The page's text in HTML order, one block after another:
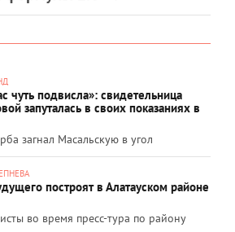
чуть подвисла»: свидетельница
запуталась в своих показаниях в
загнал Масальскую в угол
построят в Алатауском районе
во время пресс-тура по району